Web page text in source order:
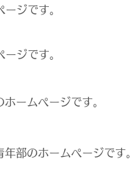
ジです。
ージです。
ホームぺージです。
年部のホームぺージです。